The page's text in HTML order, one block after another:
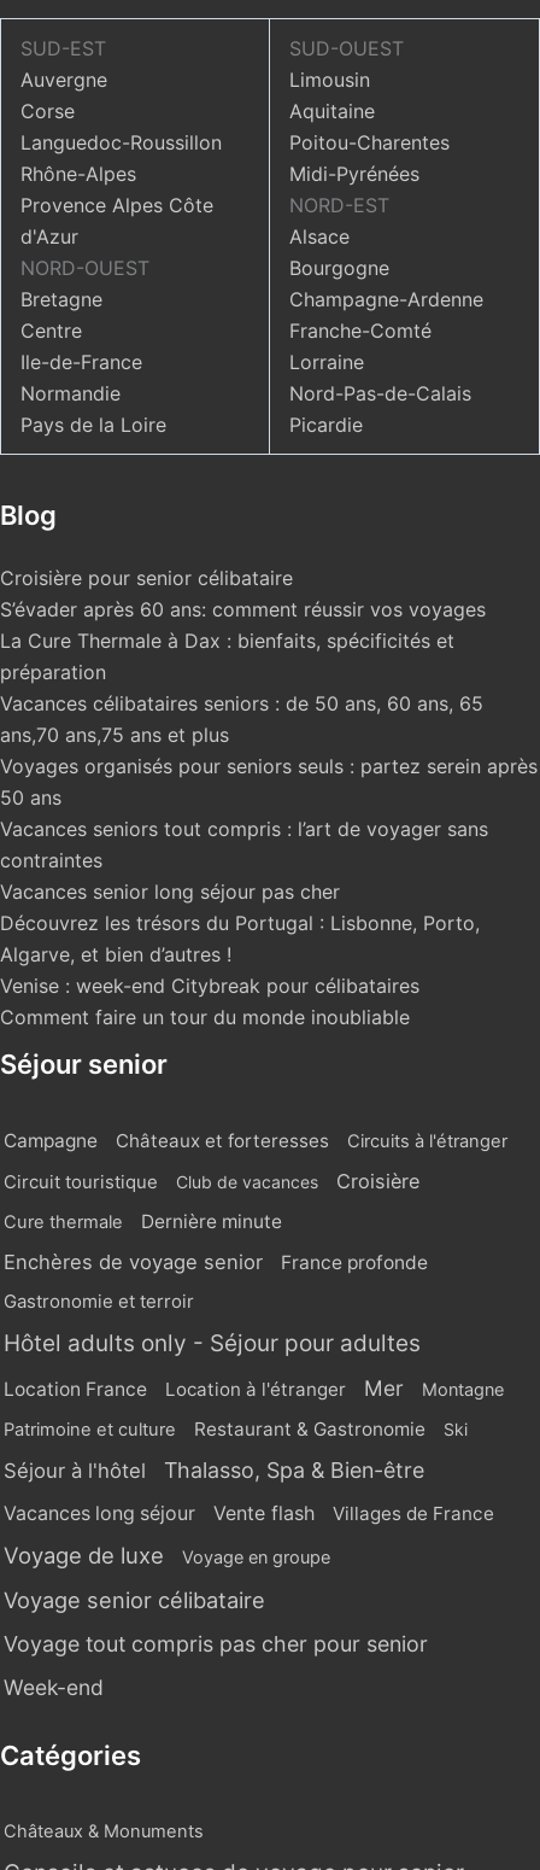
SUD-EST
Auvergne
Corse
Languedoc-Roussillon
Rhône-Alpes
Provence Alpes Côte
d'Azur
NORD-OUEST
Bretagne
Centre
Ile-de-France
Normandie
Pays de la Loire
SUD-OUEST
Limousin
Aquitaine
Poitou-Charentes
Midi-Pyrénées
NORD-EST
Alsace
Bourgogne
Champagne-Ardenne
Franche-Comté
Lorraine
Nord-Pas-de-Calais
Picardie
Blog
Croisière pour senior célibataire
S’évader après 60 ans: comment réussir vos voyages
La Cure Thermale à Dax : bienfaits, spécificités et
préparation
Vacances célibataires seniors : de 50 ans, 60 ans, 65
ans,70 ans,75 ans et plus
Voyages organisés pour seniors seuls : partez serein après
50 ans
Vacances seniors tout compris : l’art de voyager sans
contraintes
Vacances senior long séjour pas cher
Découvrez les trésors du Portugal : Lisbonne, Porto,
Algarve, et bien d’autres !
Venise : week-end Citybreak pour célibataires
Comment faire un tour du monde inoubliable
Séjour senior
Campagne Châteaux et forteresses
Circuits à l'étranger
Circuit touristique
Club de vacances Croisière
Cure thermale Dernière minute
Enchères de voyage senior
France profonde
Gastronomie et terroir
Hôtel adults only - Séjour pour adultes
Location France Location à l'étranger Mer Montagne
Patrimoine et culture Restaurant & Gastronomie Ski
Séjour à l'hôtel Thalasso, Spa & Bien-être
Vacances long séjour Vente flash Villages de France
Voyage de luxe Voyage en groupe
Voyage senior célibataire
Voyage tout compris pas cher pour senior
Week-end
Catégories
Châteaux & Monuments